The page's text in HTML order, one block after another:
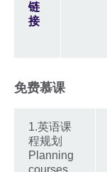
链
接
免费慕课
1.英语课
程规划
Planning